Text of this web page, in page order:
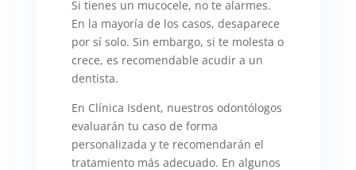
Si tienes un mucocele, no te alarmes.
En la mayoría de los casos, desaparece
por sí solo. Sin embargo, si te molesta o
crece, es recomendable acudir a un
dentista.
En Clínica Isdent, nuestros odontólogos
evaluarán tu caso de forma
personalizada y te recomendarán el
tratamiento más adecuado. En algunos